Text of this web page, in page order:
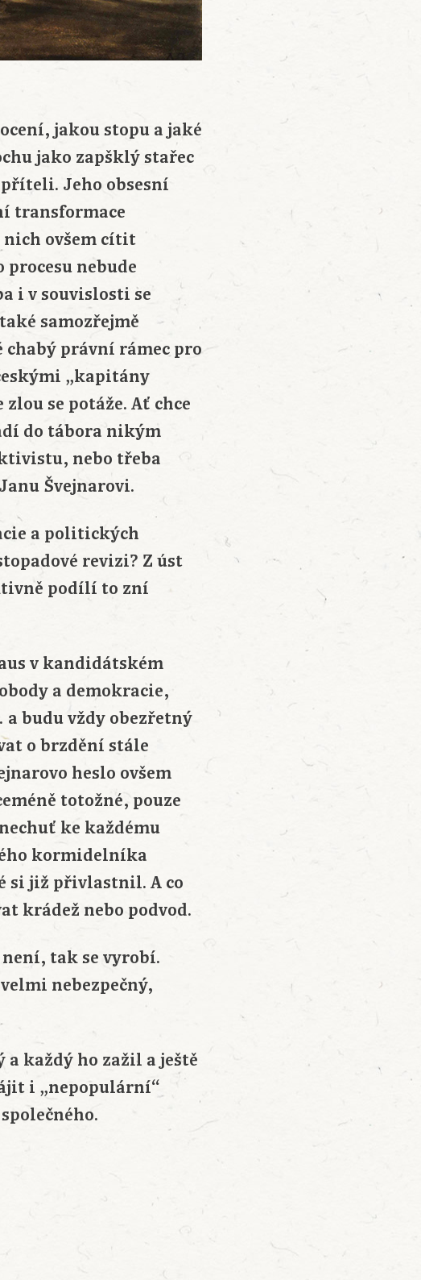
jakou stopu a jaké
jako zapšklý stařec
Jeho obsesní
transformace
nich ovšem cítit
nebude
i v souvislosti se
samozřejmě
právní rámec pro
„kapitány
se potáže. Ať chce
do tábora nikým
nebo třeba
Švejnarovi.
a politických
revizi? Z úst
podílí to zní
v kandidátském
a demokracie,
budu vždy obezřetný
o brzdění stále
heslo ovšem
totožné, pouze
ke každému
kormidelníka
si již přivlastnil. A co
krádež nebo podvod.
tak se vyrobí.
nebezpečný,
každý ho zažil a ještě
i „nepopulární“